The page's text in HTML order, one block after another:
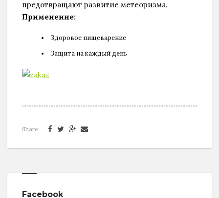
предотвращают развитие метеоризма.
Применение:
Здоровое пищеварение
Защита на каждый день
Share
Facebook